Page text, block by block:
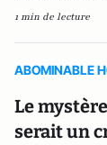
1 min de lecture
ABOMINABLE
Le
serait un